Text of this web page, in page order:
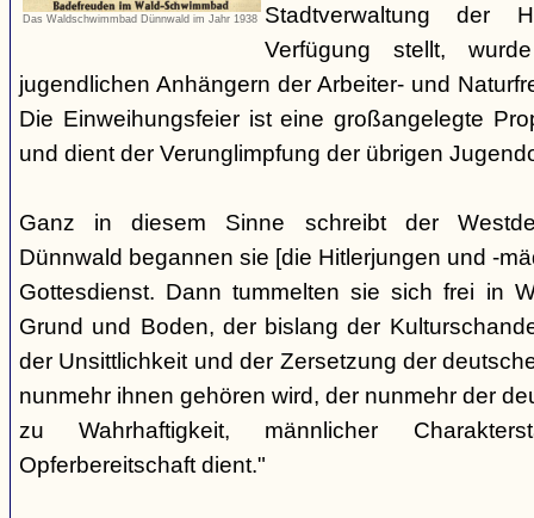
Das Waldschwimmbad Dünnwald im Jahr 1938
Stadtverwaltung der
Verfügung stellt,
jugendlichen Anhängern der Arbeiter- und
Die Einweihungsfeier ist eine großangelegte
und dient der Verunglimpfung der übrigen
Ganz in diesem Sinne schreibt der
Dünnwald begannen sie [die Hitlerjungen und -
Gottesdienst. Dann tummelten sie sich frei in
Grund und Boden, der bislang der
der Unsittlichkeit und der Zersetzung der
nunmehr ihnen gehören wird, der nunmehr der
zu Wahrhaftigkeit, männlicher
Opferbereitschaft dient."